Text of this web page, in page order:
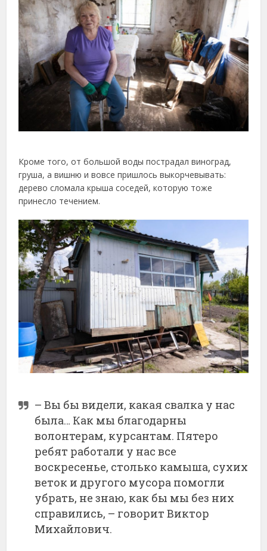
Кроме того, от большой воды пострадал виноград,
груша, а вишню и вовсе пришлось выкорчевывать:
дерево сломала крыша соседей, которую тоже
принесло течением.
– Вы бы видели, какая свалка у нас
была… Как мы благодарны
волонтерам, курсантам. Пятеро
ребят работали у нас все
воскресенье, столько камыша, сухих
веток и другого мусора помогли
убрать, не знаю, как бы мы без них
справились, – говорит Виктор
Михайлович.